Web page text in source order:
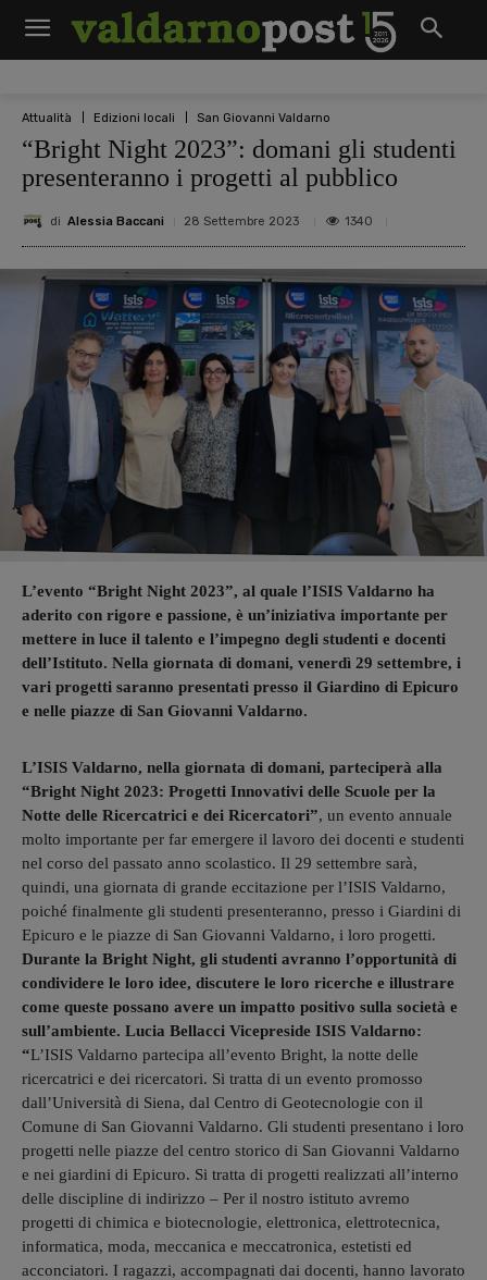
Attualità Edizioni locali San Giovanni Valdarno
“Bright Night 2023”: domani gli studenti
presenteranno i progetti al pubblico
di Alessia Baccani 28 Settembre 2023 1340
L’evento “Bright Night 2023”, al quale l’ISIS Valdarno ha
aderito con rigore e passione, è un’iniziativa importante per
mettere in luce il talento e l’impegno degli studenti e docenti
dell’Istituto. Nella giornata di domani, venerdì 29 settembre, i
vari progetti saranno presentati presso il Giardino di Epicuro
e nelle piazze di San Giovanni Valdarno.
L’ISIS Valdarno, nella giornata di domani, parteciperà alla
“Bright Night 2023: Progetti Innovativi delle Scuole per la
Notte delle Ricercatrici e dei Ricercatori”, un evento annuale
molto importante per far emergere il lavoro dei docenti e studenti
nel corso del passato anno scolastico. Il 29 settembre sarà,
quindi, una giornata di grande eccitazione per l’ISIS Valdarno,
poiché finalmente gli studenti presenteranno, presso i Giardini di
Epicuro e le piazze di San Giovanni Valdarno, i loro progetti.
Durante la Bright Night, gli studenti avranno l’opportunità di
condividere le loro idee, discutere le loro ricerche e illustrare
come queste possano avere un impatto positivo sulla società e
sull’ambiente. Lucia Bellacci Vicepreside ISIS Valdarno:
“L’ISIS Valdarno partecipa all’evento Bright, la notte delle
ricercatrici e dei ricercatori. Si tratta di un evento promosso
dall’Università di Siena, dal Centro di Geotecnologie con il
Comune di San Giovanni Valdarno. Gli studenti presentano i loro
progetti nelle piazze del centro storico di San Giovanni Valdarno
e nei giardini di Epicuro. Si tratta di progetti realizzati all’interno
delle discipline di indirizzo – Per il nostro istituto avremo
progetti di chimica e biotecnologie, elettronica, elettrotecnica,
informatica, moda, meccanica e meccatronica, estetisti ed
acconciatori. I ragazzi, accompagnati dai docenti, hanno lavorato